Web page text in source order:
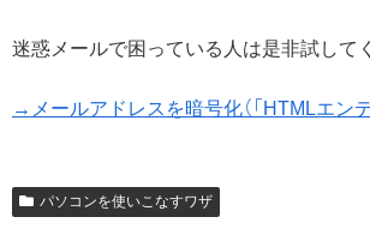
迷惑メールで困っている人は是非試して
→メールアドレスを暗号化（「HTMLエンテ
パソコンを使いこなすワザ